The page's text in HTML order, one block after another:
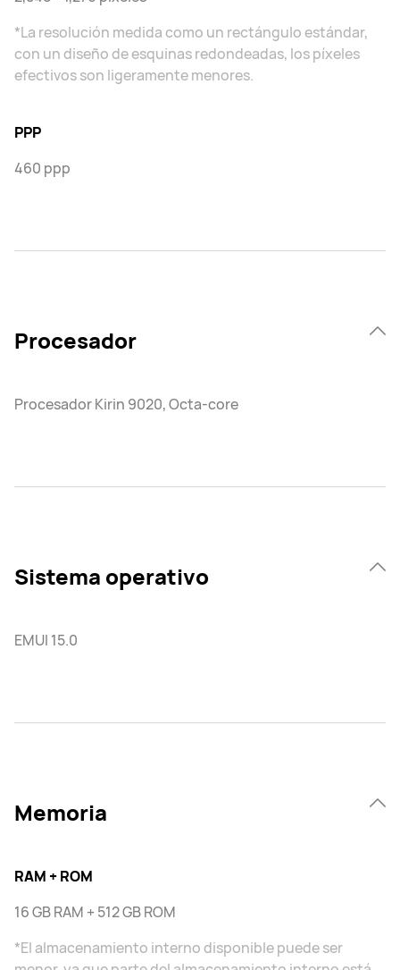
*La resolución medida como un rectángulo estándar,
con un diseño de esquinas redondeadas, los píxeles
efectivos son ligeramente menores.
PPP
460 ppp
Procesador
Procesador Kirin 9020, Octa-core
Sistema operativo
EMUI 15.0
Memoria
RAM + ROM
16 GB RAM + 512 GB ROM
*El almacenamiento interno disponible puede ser